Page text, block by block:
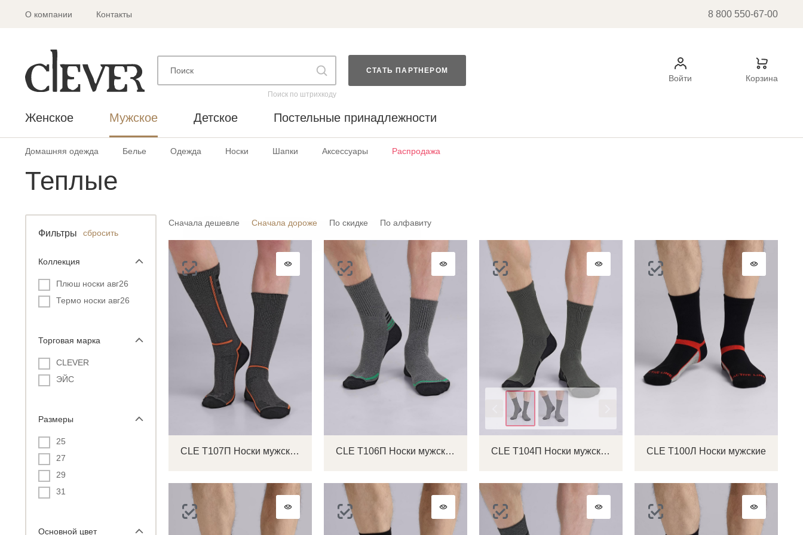
О компании Контакты 8 800 550-67-00
Поиск по штрихкоду
СТАТЬ ПАРТНЕРОМ
Войти Корзина
Женское Мужское Детское Постельные принадлежности
Домашняя одежда Белье Одежда Носки Шапки Аксессуары Распродажа
Теплые
Фильтры сбросить
Коллекция
Плюш носки авг26
Термо носки авг26
Торговая марка
CLEVER
ЭЙС
Размеры
25
27
29
31
Основной цвет
Сначала дешевле Сначала дороже По скидке По алфавиту
CLE Т107П Носки мужские CLE Т106П Носки мужские CLE Т104П Носки мужские CLE Т100Л Носки мужские